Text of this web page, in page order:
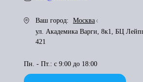
Ваш город:
Москва
ул. Академика Варги, 8к1, БЦ
421
Пн. - Пт.: с 9:00 до 18:00